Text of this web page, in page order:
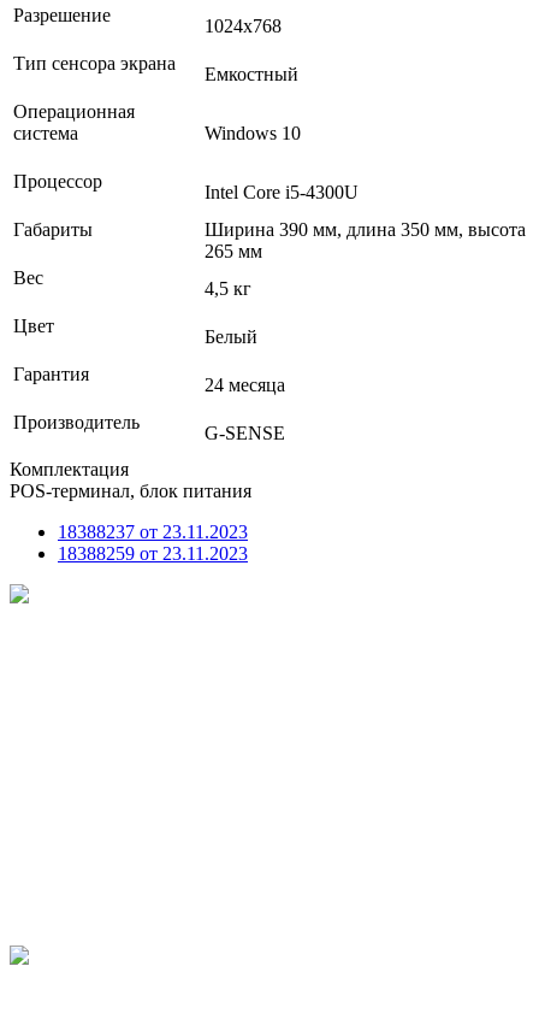
Разрешение
1024x768
Тип сенсора экрана
Емкостный
Операционная
система
Windows 10
Процессор
Intel Core i5-4300U
Габариты
Ширина 390 мм, длина 350 мм, высота
265 мм
Вес
4,5 кг
Цвет
Белый
Гарантия
24 месяца
Производитель
G-SENSE
Комплектация
POS-терминал, блок питания
18388237 от 23.11.2023
18388259 от 23.11.2023